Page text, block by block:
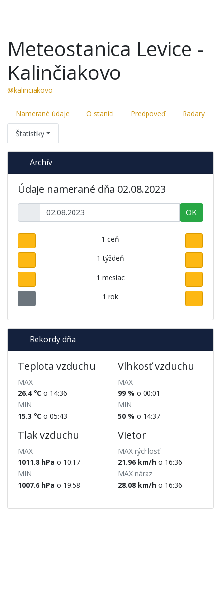
Meteostanica Levice -
Kalinčiakovo
@kalinciakovo
Namerané údaje O stanici Predpoveď Radary
Štatistiky
Archív
Údaje namerané dňa 02.08.2023
OK
1 deň
1 týždeň
1 mesiac
1 rok
Rekordy dňa
Teplota vzduchu
MAX
26.4 °C o 14:36
MIN
15.3 °C o 05:43
Vlhkosť vzduchu
MAX
99 % o 00:01
MIN
50 % o 14:37
Tlak vzduchu
MAX
1011.8 hPa o 10:17
MIN
1007.6 hPa o 19:58
Vietor
MAX rýchlosť
21.96 km/h o 16:36
MAX náraz
28.08 km/h o 16:36